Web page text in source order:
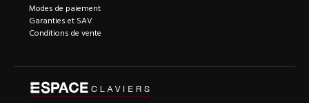
Modes de paiement
Garanties et SAV
Conditions de vente